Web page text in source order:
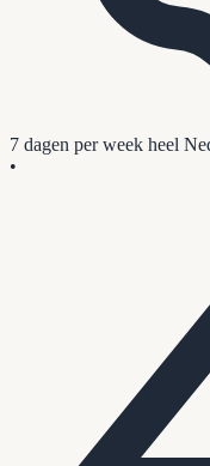
7 dagen per week heel
•